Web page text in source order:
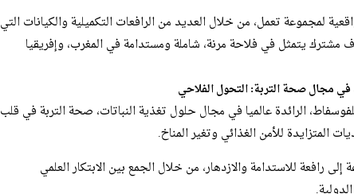
لمجموعة تعمل، من خلال العديد من الرافعات التكميلية والكيانات التي
يتمثل في فلاحة مرنة، شاملة ومستدامة في المغرب، وإفريقيا
في مجال صحة التربة: التحول الفلاحي
الرائدة عالميا في مجال حلول تغذية النباتات، صحة التربة في قلب
المتزايدة للأمن الغذائي وتغير المناخ.
رافعة للاستدامة والازدهار، من خلال الجمع بين الابتكار العلمي